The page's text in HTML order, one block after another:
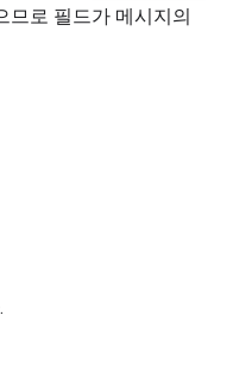
므로 필드가 메시지의